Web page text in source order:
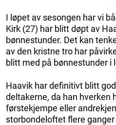
I løpet av sesongen har vi
Kirk (27) har blitt døpt av
bønnestunder. Det kan
av den kristne tro har
blitt med på bønnestunder i
Haavik har definitivt blitt
deltakerne, da han hverken
førstekjempe eller
storbondeloftet flere